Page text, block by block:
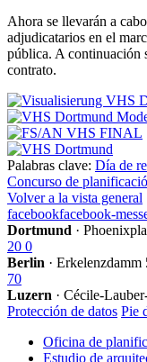
Ahora se llevarán a
adjudicatarios en el
pública. A continuación
contrato.
Palabras clave: Día de
Concurso de
Volver a la vista general
facebookfacebook-
Dortmund ·
20 0
Berlin · Erkelenzdamm
70
Luzern · Cécile-
Protección de datos Pie
Oficina de
Estudio de